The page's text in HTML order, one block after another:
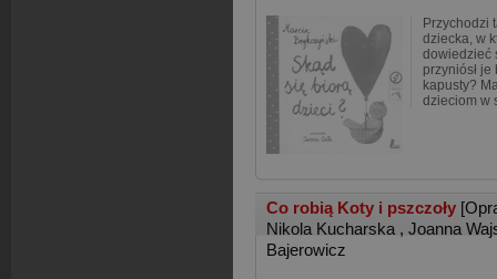
Przychodzi
dziecka, w
dowiedzieć
przyniósł je
kapusty?
dzieciom w
Co robią Koty i pszczoły
Nikola Kucharska , Joanna
Bajerowicz